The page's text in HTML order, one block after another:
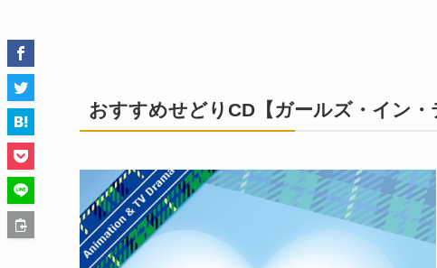
おすすめせどりCD【ガールズ・イン